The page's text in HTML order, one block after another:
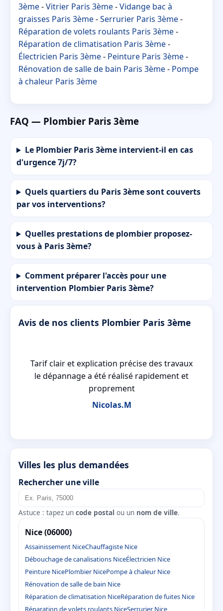
3ème-Vitrier Paris 3ème-Vidange bac à
graisses Paris 3ème-Serrurier Paris 3ème-
Réparation de volets roulants Paris 3ème-
Réparation de climatisation Paris 3ème-
Électricien Paris 3ème- Peinture Paris 3ème-
Rénovation de salle de bain Paris 3ème- Pompe
à chaleur Paris 3ème
FAQ — Plombier Paris 3ème
Le Plombier Paris 3ème intervient-il en cas
d'urgence 7j/7?
Quels quartiers du Paris 3ème sont couverts
par vos interventions?
Quelles prestations de plombier proposez-
vous à Paris 3ème?
Comment préparer l'accès pour une
intervention Plombier Paris 3ème?
Avis de nos clients Plombier Paris 3ème
Tarif clair et explication précise des travaux
le dépannage a été réalisé rapidement et
proprement
Nicolas.M
Villes les plus demandées
Rechercher une ville
Astuce : tapez un code postal ou un nom de ville.
Nice (06000)
Assainissement NiceChauffagiste Nice
Débouchage de canalisations NiceÉlectricien Nice
Peinture NicePlombier NicePompe à chaleur Nice
Rénovation de salle de bain Nice
Réparation de climatisation NiceRéparation de fuites Nice
Réparation de volets roulants NiceSerrurier Nice